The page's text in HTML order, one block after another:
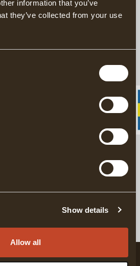
information that you’ve
they’ve collected from your use
Show details
Allow all
Schweden aus pflanzlich gegerbtem